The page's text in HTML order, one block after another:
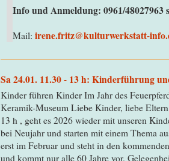
Info und Anmeldung: 0961/48027963
Mail: irene.fritz@kulturwerkstatt-
Sa 24.01. 11.30 - 13 h: Kinderführung
Kinder führen Kinder Im Jahr des
Keramik-Museum Liebe Kinder, liebe
13 h , geht es 2026 wieder mit unseren
bei Neujahr und starten mit einem Thema
erst im Februar und steht in den
und kommt nur alle 60 Jahre vor.